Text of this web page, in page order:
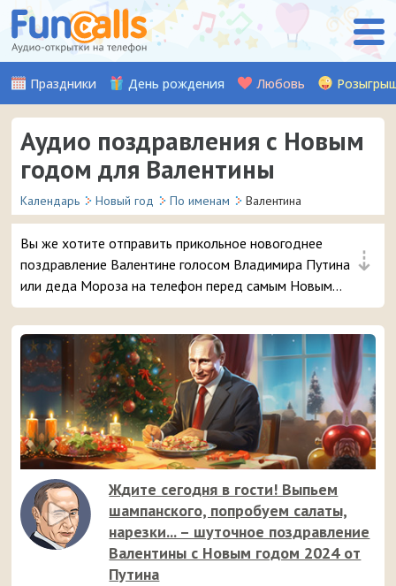
Праздники День рождения Любовь
Аудио поздравления с Новым
годом для Валентины
Календарь Новый год По именам Валентина
⇣
Вы же хотите отправить прикольное новогоднее
поздравление Валентине голосом Владимира Путина
или деда Мороза на телефон перед самым Новым
годом? 😜 Обещаем, ей точно понравится – и
неожиданный звонок и такое доброе аудио
поздравление 🔥 👏
Ждите сегодня в гости! Выпьем
шампанского, попробуем салаты,
нарезки... – шуточное поздравление
Валентины с Новым годом 2024 от
Путина